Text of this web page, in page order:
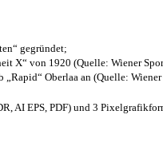
gegründet;
X“ von 1920 (Quelle: Wiener
„Rapid“ Oberlaa an (Quelle:
AI EPS, PDF) und 3